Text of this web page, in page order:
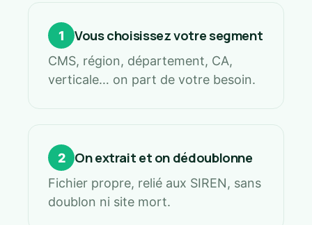
1 Vous choisissez votre segment
CMS, région, département, CA,
verticale… on part de votre besoin.
2 On extrait et on dédoublonne
Fichier propre, relié aux SIREN, sans
doublon ni site mort.